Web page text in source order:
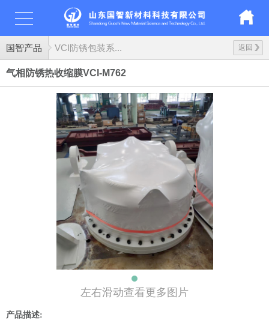
国智产品 返回
VCI防锈包装系...
气相防锈热收缩膜VCI-M762
左右滑动查看更多图片
产品描述: